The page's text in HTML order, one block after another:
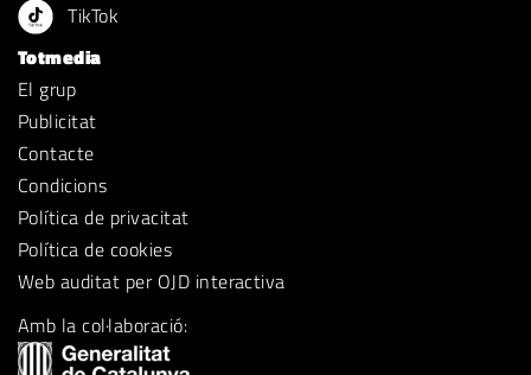
TikTok
Totmedia
El grup
Publicitat
Contacte
Condicions
Política de privacitat
Política de cookies
Web auditat per OJD interactiva
Amb la col·laboració: